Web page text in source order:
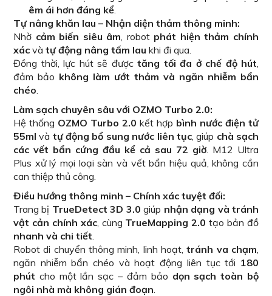
êm ái hơn đáng kể
Tự nâng khăn lau – Nhận diện thảm thông minh:
Nhờ cảm biến siêu âm , robot phát hiện thảm chính
xác và tự động nâng tấm lau khi đi qua.
Đồng thời, lực hút sẽ được tăng tối đa ở chế độ hút
đảm bảo không làm ướt thảm và ngăn nhiễm bẩn
chéo
Làm sạch chuyên sâu với OZMO Turbo 2.0:
Hệ thống OZMO Turbo 2.0 kết hợp bình nước điện tử
55ml và tự động bổ sung nước liên tục, giúp chà sạch
các vết bẩn cứng đầu kể cả sau 72 giờ . M12 Ultra
Plus xử lý mọi loại sàn và vết bẩn hiệu quả, không cần
can thiệp thủ công.
Điều hướng thông minh – Chính xác tuyệt đối:
Trang bị TrueDetect 3D 3.0 giúp nhận dạng và tránh
vật cản chính xác, cùng TrueMapping 2.0 tạo bản đồ
nhanh và chi tiết
Robot di chuyển thông minh, linh hoạt,tránh va chạm
ngăn nhiễm bẩn chéo và hoạt động liên tục tới 180
phút cho một lần sạc – đảm bảo dọn sạch toàn bộ
ngôi nhà mà không gián đoạn